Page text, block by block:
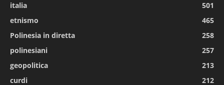
italia
501
etnismo
465
Polinesia in diretta
258
polinesiani
257
geopolitica
213
curdi
212